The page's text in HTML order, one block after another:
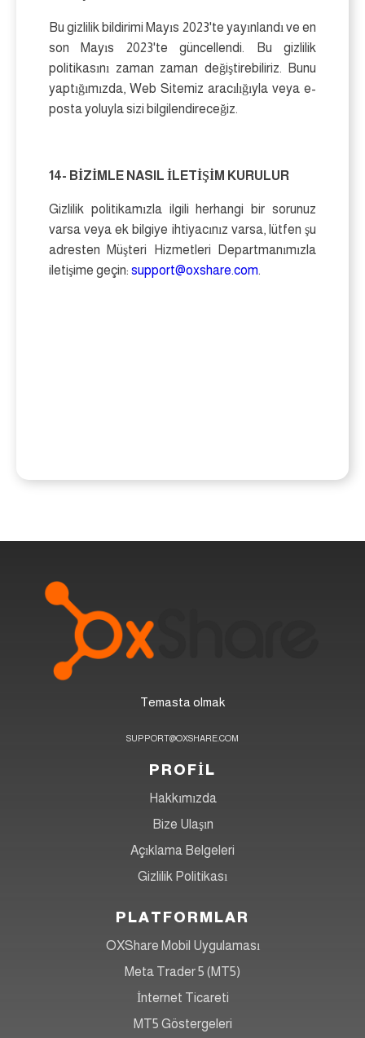
Bu gizlilik bildirimi Mayıs 2023'te yayınlandı ve en
son Mayıs 2023'te güncellendi. Bu gizlilik
politikasını zaman zaman değiştirebiliriz. Bunu
yaptığımızda, Web Sitemiz aracılığıyla veya e-
posta yoluyla sizi bilgilendireceğiz.
14- BİZİMLE NASIL İLETİŞİM KURULUR
Gizlilik politikamızla ilgili herhangi bir sorunuz
varsa veya ek bilgiye ihtiyacınız varsa, lütfen şu
adresten Müşteri Hizmetleri Departmanımızla
iletişime geçin: support@oxshare.com.
Temasta olmak
SUPPORT@OXSHARE.COM
PROFİL
Hakkımızda
Bize Ulaşın
Açıklama Belgeleri
Gizlilik Politikası
PLATFORMLAR
OXShare Mobil Uygulaması
Meta Trader 5 (MT5)
İnternet Ticareti
MT5 Göstergeleri